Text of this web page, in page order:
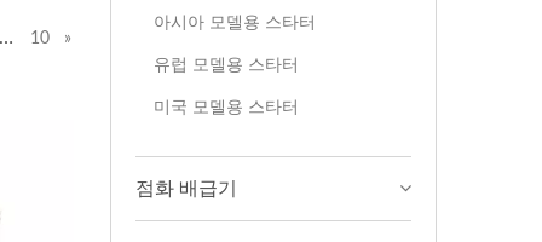
… 10 »
아시아 모델용 스타터
유럽 모델용 스타터
미국 모델용 스타터
점화 배급기